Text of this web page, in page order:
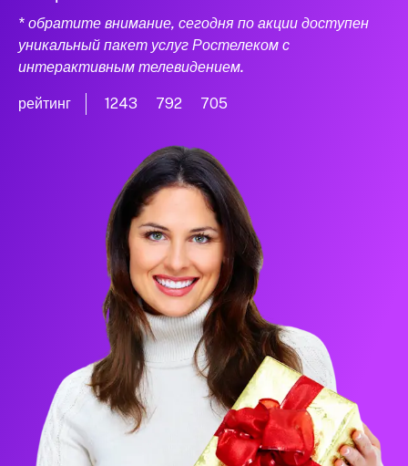
* обратите внимание, сегодня по акции доступен
уникальный пакет услуг Ростелеком с
интерактивным телевидением.
рейтинг 1243 792 705